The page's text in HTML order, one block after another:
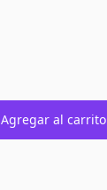
Agregar al carrito